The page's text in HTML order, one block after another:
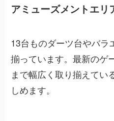
アミューズメントエリ
13台ものダーツ台やバラ
揃っています。最新のゲ
まで幅広く取り揃えてい
しめます。